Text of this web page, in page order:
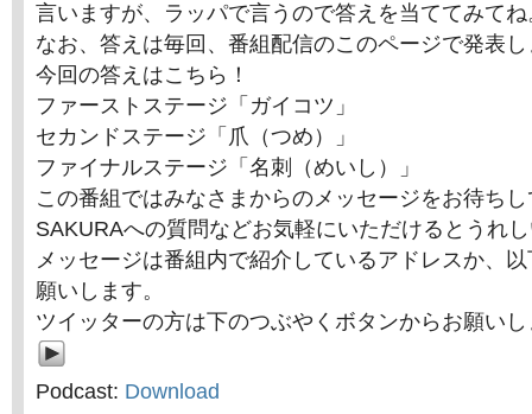
言いますが、ラッパで言うので答えを当ててみてね
なお、答えは毎回、番組配信のこのページで発表
今回の答えはこちら！
ファーストステージ「ガイコツ」
セカンドステージ「爪（つめ）」
ファイナルステージ「名刺（めいし）」
この番組ではみなさまからのメッセージをお待ち
SAKURAへの質問などお気軽にいただけるとうれ
メッセージは番組内で紹介しているアドレスか、
願いします。
ツイッターの方は下のつぶやくボタンからお願い
Podcast: Download